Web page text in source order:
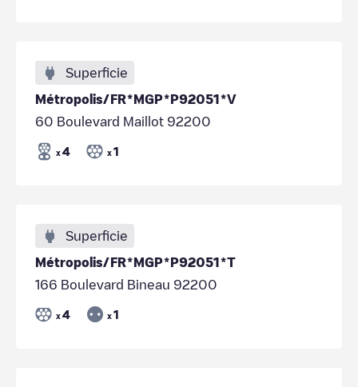
Superficie
Métropolis/FR*MGP*P92051*V
60 Boulevard Maillot 92200
x 4 x 1
Superficie
Métropolis/FR*MGP*P92051*T
166 Boulevard Bineau 92200
x 4 x 1